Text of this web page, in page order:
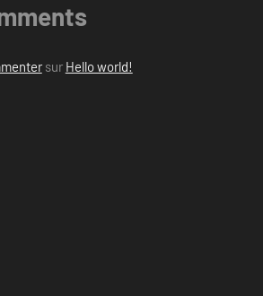
sur Hello world!